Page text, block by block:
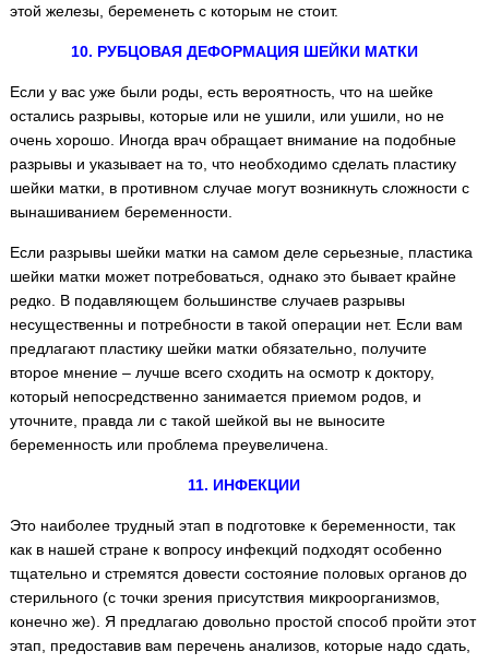
этой железы, беременеть с которым не стоит.
10. РУБЦОВАЯ ДЕФОРМАЦИЯ ШЕЙКИ МАТКИ
Если у вас уже были роды, есть вероятность, что на шейке
остались разрывы, которые или не ушили, или ушили, но не
очень хорошо. Иногда врач обращает внимание на подобные
разрывы и указывает на то, что необходимо сделать пластику
шейки матки, в противном случае могут возникнуть сложности с
вынашиванием беременности.
Если разрывы шейки матки на самом деле серьезные, пластика
шейки матки может потребоваться, однако это бывает крайне
редко. В подавляющем большинстве случаев разрывы
несущественны и потребности в такой операции нет. Если вам
предлагают пластику шейки матки обязательно, получите
второе мнение – лучше всего сходить на осмотр к доктору,
который непосредственно занимается приемом родов, и
уточните, правда ли с такой шейкой вы не выносите
беременность или проблема преувеличена.
11. ИНФЕКЦИИ
Это наиболее трудный этап в подготовке к беременности, так
как в нашей стране к вопросу инфекций подходят особенно
тщательно и стремятся довести состояние половых органов до
стерильного (с точки зрения присутствия микроорганизмов,
конечно же). Я предлагаю довольно простой способ пройти этот
этап, предоставив вам перечень анализов, которые надо сдать,